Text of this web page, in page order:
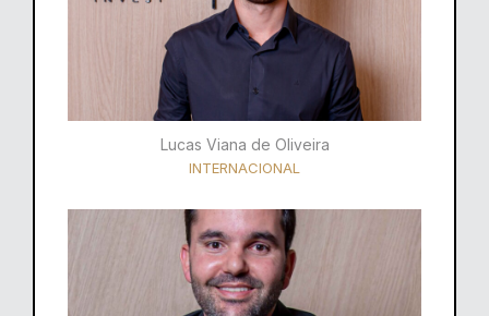
Lucas Viana de Oliveira
INTERNACIONAL